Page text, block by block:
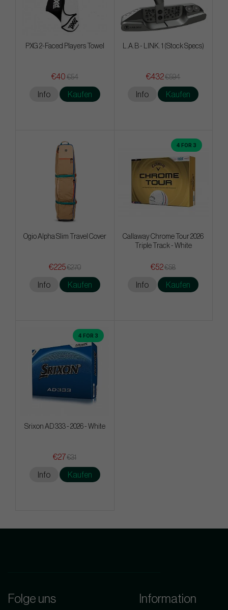
PXG 2-Faced Players Towel
€40 €54
Info Kaufen
L.A.B - LINK. 1 (Stock Specs)
€432€594
Info Kaufen
Ogio Alpha Slim Travel Cover
€225€270
Info Kaufen
4 FOR 3
Callaway Chrome Tour 2026
Triple Track - White
€52€58
Info Kaufen
4 FOR 3
Srixon AD 333 - 2026 - White
€27€31
Info Kaufen
Folge uns Information